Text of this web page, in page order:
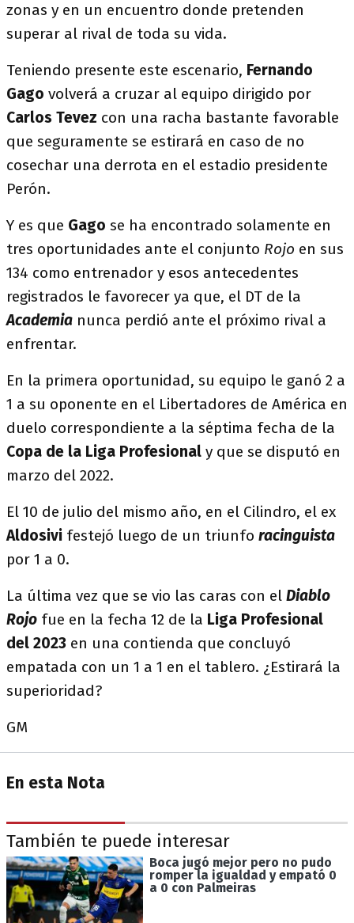
zonas y en un encuentro donde pretenden
superar al rival de toda su vida.
Teniendo presente este escenario, Fernando
Gago volverá a cruzar al equipo dirigido por
Carlos Tevez con una racha bastante favorable
que seguramente se estirará en caso de no
cosechar una derrota en el estadio presidente
Perón.
Y es que Gago se ha encontrado solamente en
tres oportunidades ante el conjunto Rojo en sus
134 como entrenador y esos antecedentes
registrados le favorecer ya que, el DT de la
Academia nunca perdió ante el próximo rival a
enfrentar.
En la primera oportunidad, su equipo le ganó 2 a
1 a su oponente en el Libertadores de América en
duelo correspondiente a la séptima fecha de la
Copa de la Liga Profesional y que se disputó en
marzo del 2022.
El 10 de julio del mismo año, en el Cilindro, el ex
Aldosivi festejó luego de un triunfo racinguista
por 1 a 0.
La última vez que se vio las caras con el Diablo
Rojo fue en la fecha 12 de la Liga Profesional
del 2023 en una contienda que concluyó
empatada con un 1 a 1 en el tablero. ¿Estirará la
superioridad?
GM
En esta Nota
También te puede interesar
Boca jugó mejor pero no pudo
romper la igualdad y empató 0
a 0 con Palmeiras